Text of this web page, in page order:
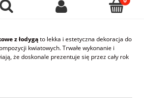
z łodygąto lekka i estetyczna dekoracja do
kwiatowych. Trwałe wykonanie i
że doskonale prezentuje się przez cały rok